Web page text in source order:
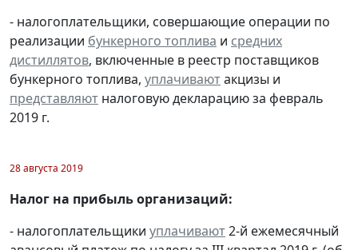
- налогоплательщики, совершающие операции по
реализации бункерного топлива и средних
дистиллятов, включенные в реестр поставщиков
бункерного топлива, уплачиваютакцизы и
представляют налоговую декларацию за февраль
2019 г.
28 августа 2019
Налог на прибыль организаций:
- налогоплательщики уплачивают2-й ежемесячный